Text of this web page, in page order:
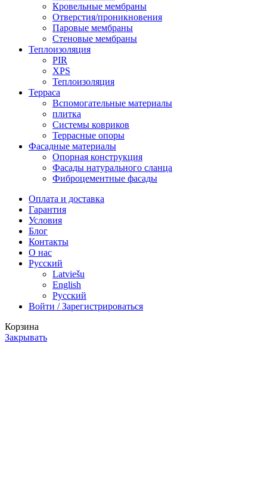
Кровельные мембраны
Отверстия/проникновения
Паровые мембраны
Стеновые мембраны
Теплоизоляция
PIR
XPS
Теплоизоляция
Терраса
Вспомогательные материалы
плитка
Системы ковриков
Террасные опоры
Фасадные материалы
Oпорная конструкция
Фасады натурального сланца
Фиброцементные фасады
Оплата и доставка
Гарантия
Условия
Блог
Контакты
О нас
Русский
Latviešu
English
Русский
Войти / Зарегистрироваться
Корзина
Закрывать